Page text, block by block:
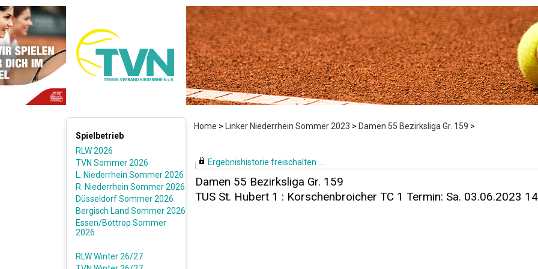
Home > Linker Niederrhein Sommer 2023 > Damen 55 Bezirksliga Gr. 159 >
Spielbetrieb
RLW 2026
TVN Sommer 2026
L. Niederrhein Sommer 2026
R. Niederrhein Sommer 2026
Düsseldorf Sommer 2026
Bergisch Land Sommer 2026
Essen/Bottrop Sommer
2026
RLW Winter 26/27
Ergebnishistorie freischalten ...
Damen 55 Bezirksliga Gr. 159
TUS St. Hubert 1 : Korschenbroicher TC 1 Termin: Sa. 03.06.2023